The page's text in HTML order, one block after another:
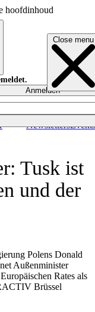
hoofdinhoud
Close menu
NewslettersEvents
Anmelden
Tusk ist
und der
Polens Donald
Außenminister
Rates als
Brüssel